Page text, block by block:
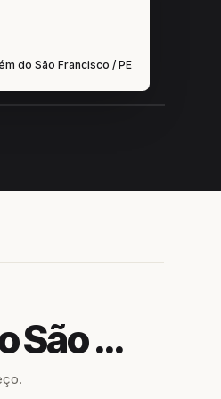
do São Francisco / PE
Acesso Rio São Francisco